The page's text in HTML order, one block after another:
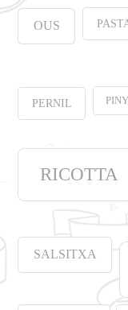
OUS
PERNIL
RICOTTA
SALSITXA